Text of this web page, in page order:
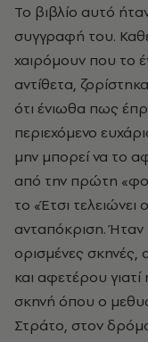
Το βιβλίο αυτό
συγγραφή του.
χαιρόμουν που το
αντίθετα,
ότι ένιωθα πως
περιεχόμενο
μην μπορεί να το
από την πρώτη
το «Έτσι
ανταπόκριση. Ήταν
ορισμένες σκηνές,
και αφετέρου
σκηνή όπου ο
Στράτο, στον